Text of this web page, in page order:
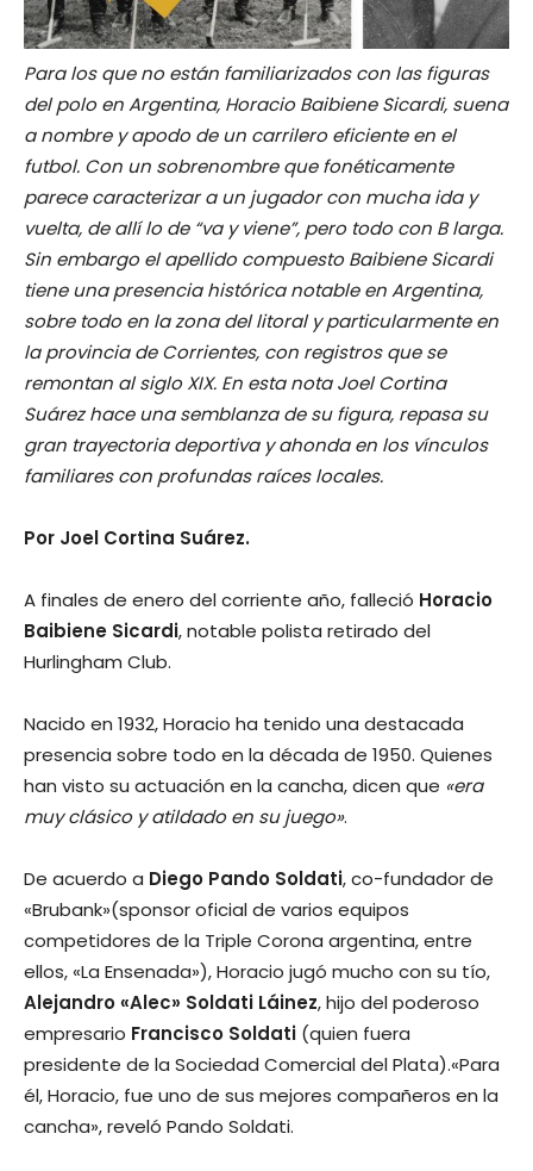
Para los que no están familiarizados con las figuras
del polo en Argentina, Horacio Baibiene Sicardi, suena
a nombre y apodo de un carrilero eficiente en el
futbol. Con un sobrenombre que fonéticamente
parece caracterizar a un jugador con mucha ida y
vuelta, de allí lo de “va y viene”, pero todo con B larga.
Sin embargo el apellido compuesto Baibiene Sicardi
tiene una presencia histórica notable en Argentina,
sobre todo en la zona del litoral y particularmente en
la provincia de Corrientes, con registros que se
remontan al siglo XIX. En esta nota Joel Cortina
Suárez hace una semblanza de su figura, repasa su
gran trayectoria deportiva y ahonda en los vínculos
familiares con profundas raíces locales.
Por Joel Cortina Suárez.
A finales de enero del corriente año, falleció Horacio
Baibiene Sicardi, notable polista retirado del
Hurlingham Club.
Nacido en 1932, Horacio ha tenido una destacada
presencia sobre todo en la década de 1950. Quienes
han visto su actuación en la cancha, dicen que «era
muy clásico y atildado en su juego».
De acuerdo a Diego Pando Soldati, co-fundador de
«Brubank»(sponsor oficial de varios equipos
competidores de la Triple Corona argentina, entre
ellos, «La Ensenada»), Horacio jugó mucho con su tío,
Alejandro «Alec» Soldati Láinez, hijo del poderoso
empresario Francisco Soldati (quien fuera
presidente de la Sociedad Comercial del Plata).«Para
él, Horacio, fue uno de sus mejores compañeros en la
cancha», reveló Pando Soldati.